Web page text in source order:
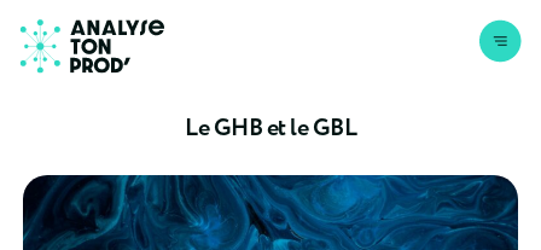
Aller au contenu
Le GHB et le GBL